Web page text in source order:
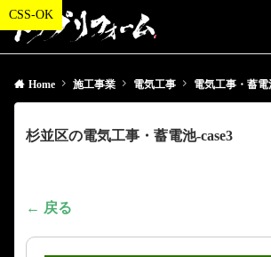
Home 施工事業 電気工事 電気工事・蓄電
杉並区の電気工事・蓄電池-case3
← 戻る